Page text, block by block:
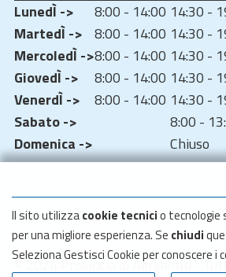
Il sito utilizzacookie tecnicio tecnologie
per una migliore esperienza. Se chiudi
Seleziona Gestisci Cookie per conoscere
LunedÌ ->
8:00 - 14:00 14:30 -
MartedÌ -> 8:00 - 14:00 14:30 -
MercoledÌ ->8:00 - 14:00 14:30 -
GiovedÌ ->
8:00 - 14:00 14:30 -
VenerdÌ ->
8:00 - 14:00 14:30 -
Sabato ->
8:00 -
Domenica ->
Chiuso
© 2024 Provincia di Agrigento -